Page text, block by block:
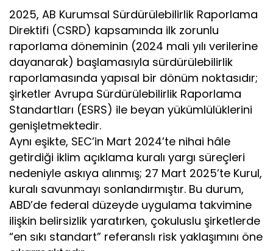
2025, AB Kurumsal Sürdürülebilirlik Raporlama
Direktifi (CSRD) kapsamında ilk zorunlu
raporlama döneminin (2024 mali yılı verilerine
dayanarak) başlamasıyla sürdürülebilirlik
raporlamasında yapısal bir dönüm noktasıdır;
şirketler Avrupa Sürdürülebilirlik Raporlama
Standartları (ESRS) ile beyan yükümlülüklerini
genişletmektedir.
Aynı eşikte, SEC’in Mart 2024’te nihai hâle
getirdiği iklim açıklama kuralı yargı süreçleri
nedeniyle askıya alınmış; 27 Mart 2025’te Kurul,
kuralı savunmayı sonlandırmıştır. Bu durum,
ABD’de federal düzeyde uygulama takvimine
ilişkin belirsizlik yaratırken, çokuluslu şirketlerde
“en sıkı standart” referanslı risk yaklaşımını öne